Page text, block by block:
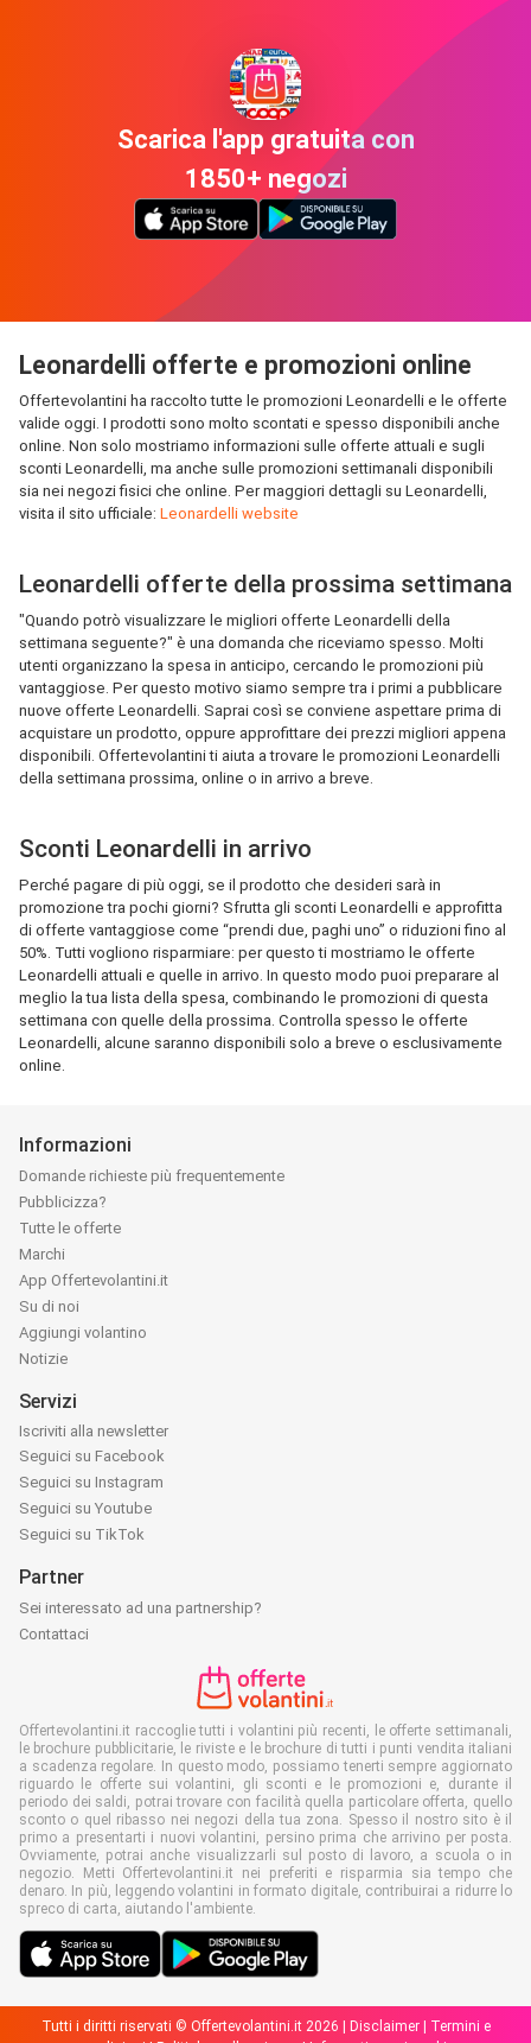
Scarica l'app gratuita con
1850+ negozi
Leonardelli offerte e promozioni online
Offertevolantini ha raccolto tutte le promozioni Leonardelli e le offerte
valide oggi. I prodotti sono molto scontati e spesso disponibili anche
online. Non solo mostriamo informazioni sulle offerte attuali e sugli
sconti Leonardelli, ma anche sulle promozioni settimanali disponibili
sia nei negozi fisici che online. Per maggiori dettagli su Leonardelli,
visita il sito ufficiale: Leonardelli website
Leonardelli offerte della prossima settimana
"Quando potrò visualizzare le migliori offerte Leonardelli della
settimana seguente?" è una domanda che riceviamo spesso. Molti
utenti organizzano la spesa in anticipo, cercando le promozioni più
vantaggiose. Per questo motivo siamo sempre tra i primi a pubblicare
nuove offerte Leonardelli. Saprai così se conviene aspettare prima di
acquistare un prodotto, oppure approfittare dei prezzi migliori appena
disponibili. Offertevolantini ti aiuta a trovare le promozioni Leonardelli
della settimana prossima, online o in arrivo a breve.
Sconti Leonardelli in arrivo
Perché pagare di più oggi, se il prodotto che desideri sarà in
promozione tra pochi giorni? Sfrutta gli sconti Leonardelli e approfitta
di offerte vantaggiose come “prendi due, paghi uno” o riduzioni fino al
50%. Tutti vogliono risparmiare: per questo ti mostriamo le offerte
Leonardelli attuali e quelle in arrivo. In questo modo puoi preparare al
meglio la tua lista della spesa, combinando le promozioni di questa
settimana con quelle della prossima. Controlla spesso le offerte
Leonardelli, alcune saranno disponibili solo a breve o esclusivamente
online.
Informazioni
Domande richieste più frequentemente
Pubblicizza?
Tutte le offerte
Marchi
App Offertevolantini.it
Su di noi
Aggiungi volantino
Notizie
Servizi
Iscriviti alla newsletter
Seguici su Facebook
Seguici su Instagram
Seguici su Youtube
Seguici su TikTok
Partner
Sei interessato ad una partnership?
Contattaci
Offertevolantini.it raccoglie tutti i volantini più recenti, le offerte settimanali,
le brochure pubblicitarie, le riviste e le brochure di tutti i punti vendita italiani
a scadenza regolare. In questo modo, possiamo tenerti sempre aggiornato
riguardo le offerte sui volantini, gli sconti e le promozioni e, durante il
periodo dei saldi, potrai trovare con facilità quella particolare offerta, quello
sconto o quel ribasso nei negozi della tua zona. Spesso il nostro sito è il
primo a presentarti i nuovi volantini, persino prima che arrivino per posta.
Ovviamente, potrai anche visualizzarli sul posto di lavoro, a scuola o in
negozio. Metti Offertevolantini.it nei preferiti e risparmia sia tempo che
denaro. In più, leggendo volantini in formato digitale, contribuirai a ridurre lo
spreco di carta, aiutando l'ambiente.
Tutti i diritti riservati © Offertevolantini.it 2026 | Disclaimer|
Termini e